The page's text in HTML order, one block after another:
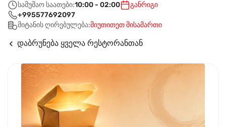
სამუშაო საათები:10:00 - 02:00
განრიგი
+995577692097
მიტანის ღირებულება:მიუთითეთ მისამართი
დაბრუნება ყველა რესტორანთან